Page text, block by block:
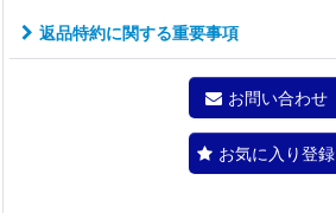
返品特約に関する重要事項
お問い合わせ
お気に入り登録